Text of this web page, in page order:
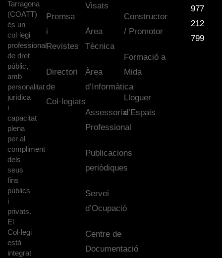
Tarragona
(COATT)
és un
col·legi
professional
de dret
públic,
amb
personalitat
jurídica
i
capacitat
plena
per al
compliment
dels
seus
fins
públics
i
privats.
El
Col·legi
està
integrat
Premsa
i
Revistes
Directori
de
Col·legiats
Visats
Àrea
Tècnica
Àrea
d’Informàtica
Assessoria
Professional
Publicacions
periòdiques
Servei
d’Ocupació
Centre de
Documentació
Constructor
/ Promotor
Formació a
Mida
Lloguer
d’Espais
977
212
799